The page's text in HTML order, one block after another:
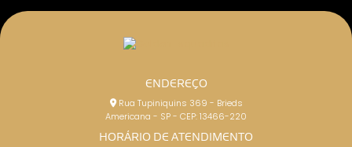
ENDEREÇO
Rua Tupiniquins 369 - Brieds
Americana - SP - CEP: 13466-220
HORÁRIO DE ATENDIMENTO